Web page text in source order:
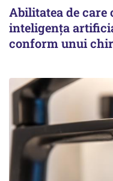
Abilitatea de care
inteligența
conform unui